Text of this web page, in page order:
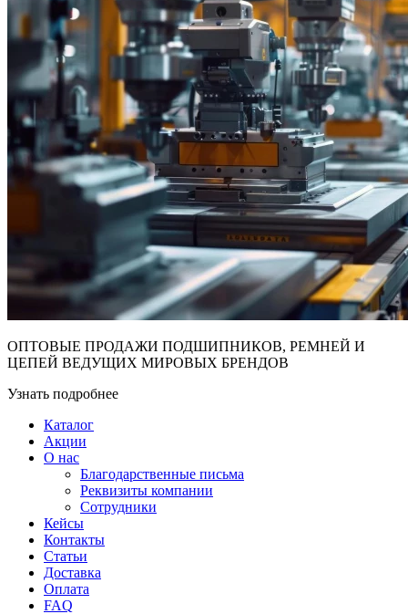
ОПТОВЫЕ ПРОДАЖИ ПОДШИПНИКОВ, РЕМНЕЙ И
ЦЕПЕЙ ВЕДУЩИХ МИРОВЫХ БРЕНДОВ
Узнать подробнее
Каталог
Акции
О нас
Благодарственные письма
Реквизиты компании
Сотрудники
Кейсы
Контакты
Статьи
Доставка
Оплата
FAQ